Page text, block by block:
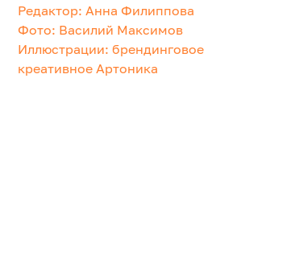
Редактор: Анна Филиппова
Фото: Василий Максимов
Иллюстрации: брендинговое
креативное Артоника